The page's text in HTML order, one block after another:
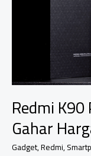
Redmi
Gahar
Gadget,Redmi,